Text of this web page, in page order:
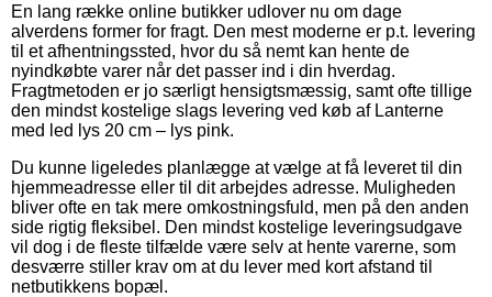
En lang række online butikker udlover nu om dage
alverdens former for fragt. Den mest moderne er p.t. levering
til et afhentningssted, hvor du så nemt kan hente de
nyindkøbte varer når det passer ind i din hverdag.
Fragtmetoden er jo særligt hensigtsmæssig, samt ofte tillige
den mindst kostelige slags levering ved køb af Lanterne
med led lys 20 cm – lys pink.
Du kunne ligeledes planlægge at vælge at få leveret til din
hjemmeadresse eller til dit arbejdes adresse. Muligheden
bliver ofte en tak mere omkostningsfuld, men på den anden
side rigtig fleksibel. Den mindst kostelige leveringsudgave
vil dog i de fleste tilfælde være selv at hente varerne, som
desværre stiller krav om at du lever med kort afstand til
netbutikkens bopæl.